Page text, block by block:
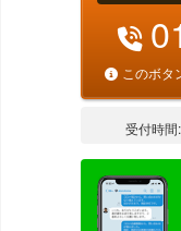
このボタ
受付時間: